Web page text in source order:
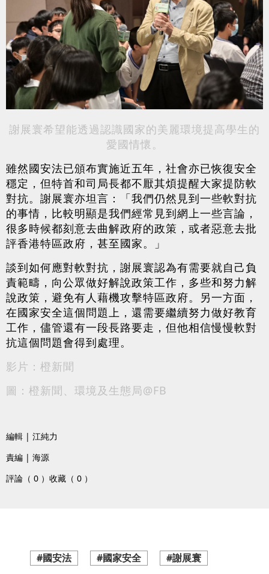
謝展寰希望能透過認識國家的美麗環境提高學生的
愛國情懷。
雖然國安法已頒布實施近五年，社會亦已恢復安全
穩定，但特首和司局長都不厭其煩提醒大家提防軟
對抗。謝展寰亦坦言：「我們仍然見到一些軟對抗
的事情，比較明顯是我們經常見到網上一些言論，
很多時候都刻意去曲解政府的政策，或者惡意去批
評香港特區政府，甚至國家。」
談到如何應對軟對抗，謝展寰認為有需要就自己負
責範疇，向公眾做好解說政策工作，多些和努力解
說政策，避免有人藉機攻擊特區政府。另一方面，
在國家安全這個問題上，還需要繼續努力做好教育
工作，儘管還有一段長路要走，但他相信慢慢軟對
抗這個問題會得到處理。
影片：橙新聞
圖：橙新聞、環境及生態局@FB
編輯 | 江純力
責編 | 海源
評論（ 0 ） 收藏（ 0 ）
#國安法 #國家安全
#謝展寰